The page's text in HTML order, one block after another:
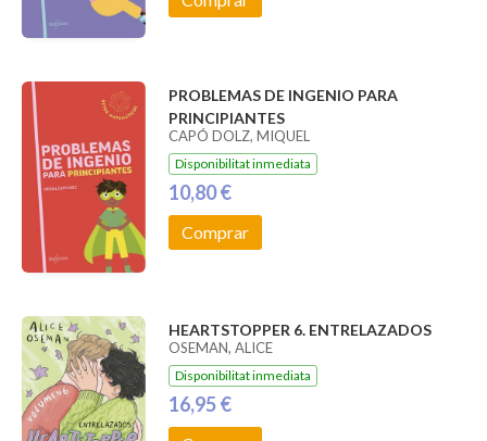
PROBLEMAS DE INGENIO PARA
PRINCIPIANTES
CAPÓ DOLZ, MIQUEL
Disponibilitat inmediata
10,80 €
Comprar
HEARTSTOPPER 6. ENTRELAZADOS
OSEMAN, ALICE
Disponibilitat inmediata
16,95 €